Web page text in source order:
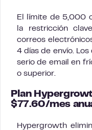
El límite de 5,000
la restricción
correos
4 días de envío.
serio de email en
o superior.
Plan
$77.60/mes
Hypergrowth